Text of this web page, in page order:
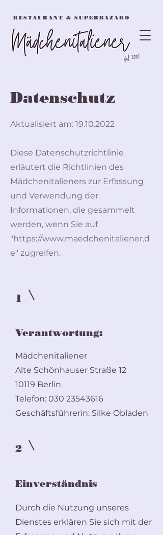
RESTAURANT & SUPERBAZARO
Datenschutz
Aktualisiert am: 19.10.2022
Diese Datenschutzrichtlinie
erläutert die Richtlinien des
Mädchenitalieners zur Erfassung
und Verwendung der
Informationen, die gesammelt
werden, wenn Sie auf
"https://www.maedchenitaliener.d
e" zugreifen.
1
Verantwortung:
Mädchenitaliener
Alte Schönhauser Straße 12
10119 Berlin
Telefon: 030 23543616
Geschäftsführerin: Silke Obladen
2
Einverständnis
Durch die Nutzung unseres
Dienstes erklären Sie sich mit der